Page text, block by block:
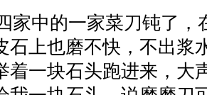
家中的一家菜刀钝了，
石上也磨不快，不出浆
着一块石头跑进来，大